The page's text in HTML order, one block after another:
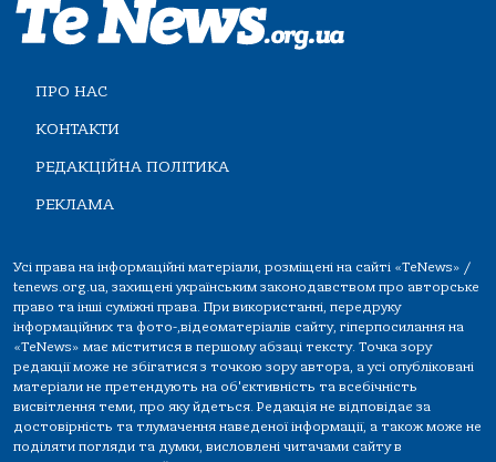
ПРО НАС
КОНТАКТИ
РЕДАКЦІЙНА ПОЛІТИКА
РЕКЛАМА
Усі права на інформаційні матеріали, розміщені на сайті «TeNews» /
tenews.org.ua, захищені українським законодавством про авторське
право та інші суміжні права. При використанні, передруку
інформаційних та фото-,відеоматеріалів сайту, гіперпосилання на
«TeNews» має міститися в першому абзаці тексту. Точка зору
редакції може не збігатися з точкою зору автора, а усі опубліковані
матеріали не претендують на об'єктивність та всебічність
висвітлення теми, про яку йдеться. Редакція не відповідає за
достовірність та тлумачення наведеної інформації, а також може не
поділяти погляди та думки, висловлені читачами сайту в